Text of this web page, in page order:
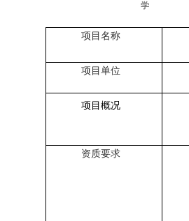
学
项目名称
项目单位
项目概况
资质要求